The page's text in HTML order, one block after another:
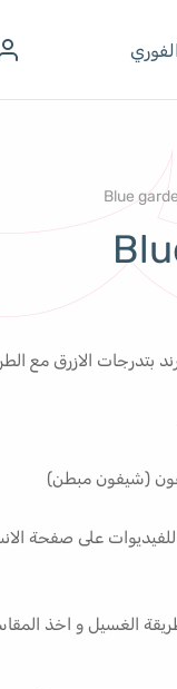
بتدرجات الازرق مع
(شيفون مبطن)
على صفحة
الغسيل و اخذ